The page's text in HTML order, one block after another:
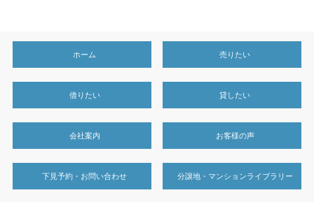
ホーム 売りたい
借りたい 貸したい
会社案内 お客様の声
下見予約・お問い合わせ 分譲地・マンションライブラリー